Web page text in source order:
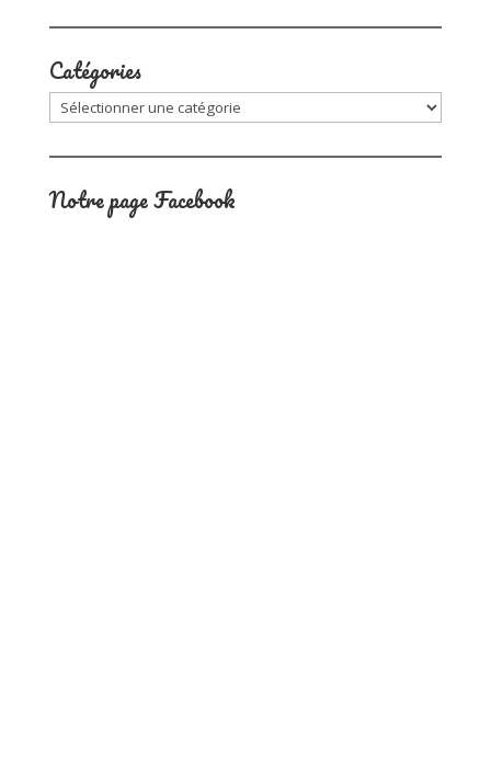
Catégories
Catégories
Notre page Facebook